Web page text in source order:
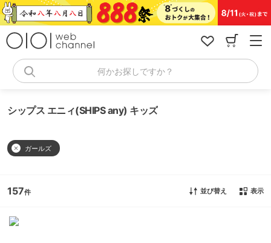
コ
ン
何かお探しですか？
シップス エニィ(SHIPS any) キッズ
ガールズ
157 並び替え 表示